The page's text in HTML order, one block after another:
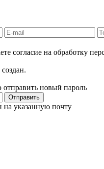
согласие на обработку
новый пароль
Отправить
указанную почту